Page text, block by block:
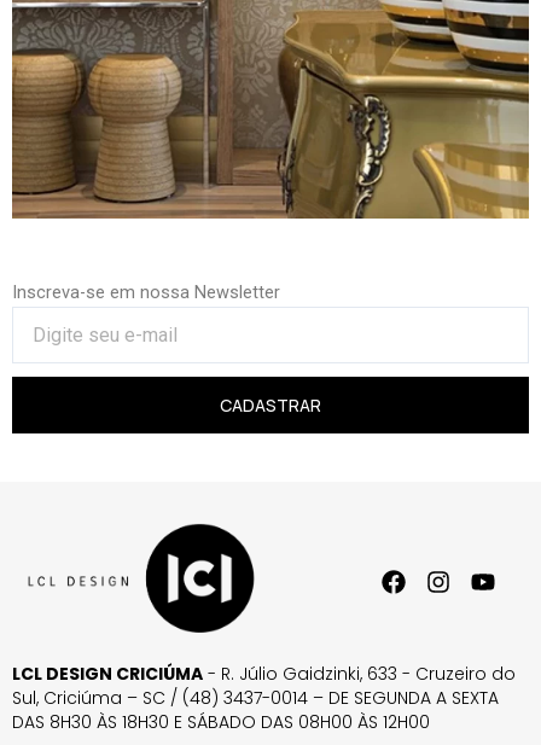
Inscreva-se em nossa Newsletter
CADASTRAR
LCL DESIGN CRICIÚMA - R. Júlio Gaidzinki, 633 - Cruzeiro do
Sul, Criciúma – SC / (48) 3437-0014 – DE SEGUNDA A SEXTA
DAS 8H30 ÀS 18H30 E SÁBADO DAS 08H00 ÀS 12H00